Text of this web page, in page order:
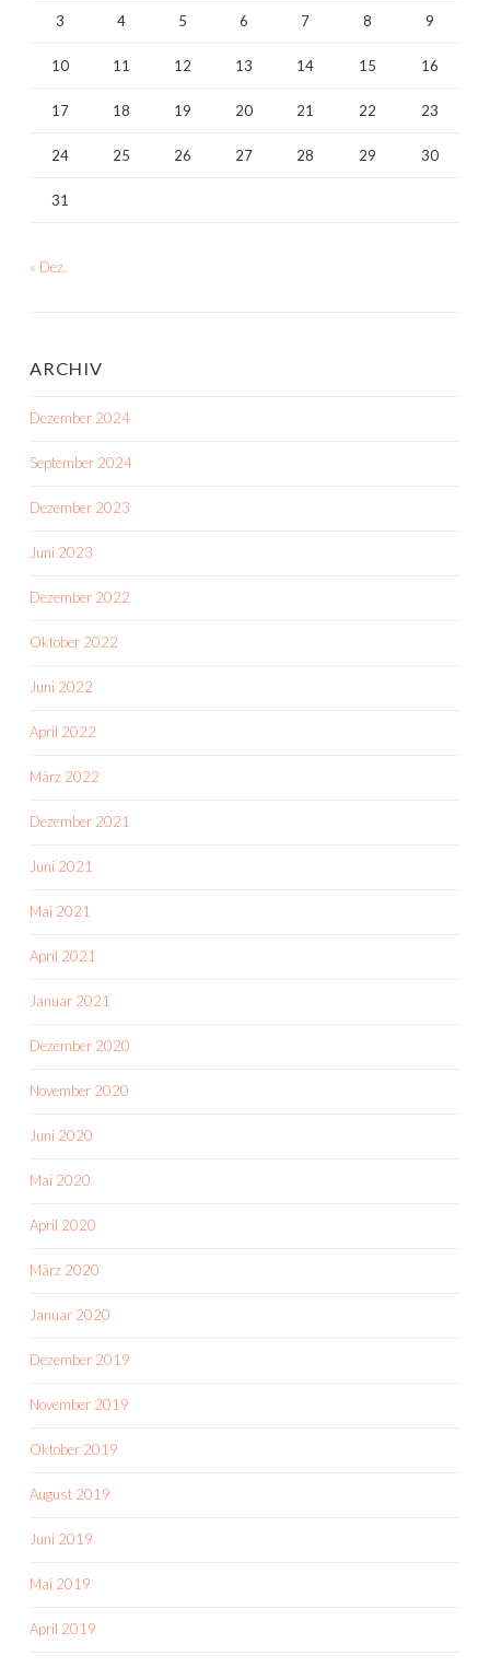
3 4 5 6 7 8 9
10 11 12 13 14 15 16
17 18 19 20 21 22 23
24 25 26 27 28 29 30
31
« Dez.
ARCHIV
Dezember 2024
September 2024
Dezember 2023
Juni 2023
Dezember 2022
Oktober 2022
Juni 2022
April 2022
März 2022
Dezember 2021
Juni 2021
Mai 2021
April 2021
Januar 2021
Dezember 2020
November 2020
Juni 2020
Mai 2020
April 2020
März 2020
Januar 2020
Dezember 2019
November 2019
Oktober 2019
August 2019
Juni 2019
Mai 2019
April 2019